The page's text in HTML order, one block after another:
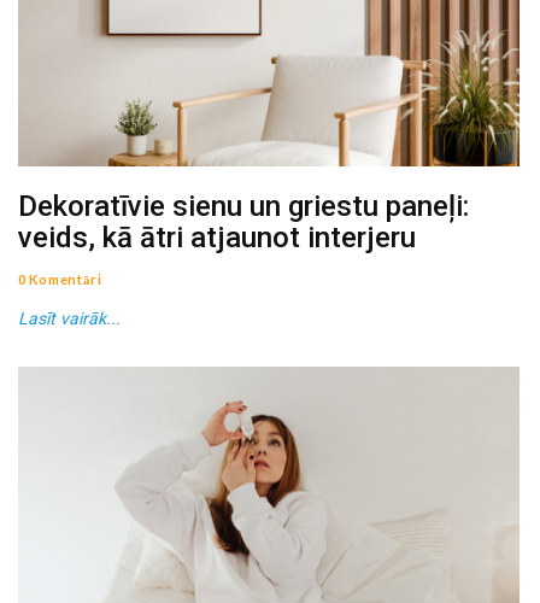
Dekoratīvie sienu un griestu paneļi:
veids, kā ātri atjaunot interjeru
0 Komentāri
Lasīt vairāk...